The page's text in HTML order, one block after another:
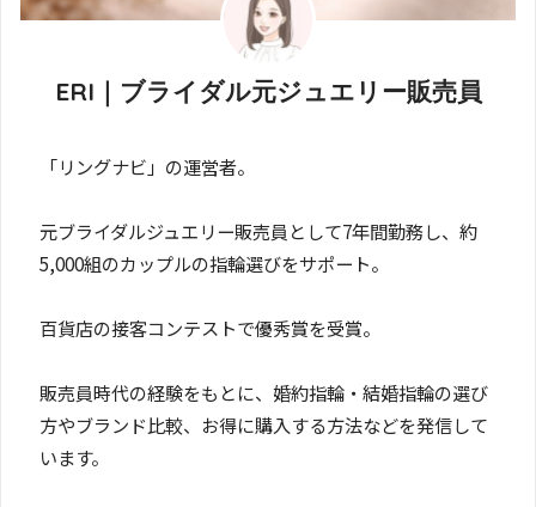
ERI｜ブライダル元ジュエリー販売員
「リングナビ」の運営者。
元ブライダルジュエリー販売員として7年間勤務し、約
5,000組のカップルの指輪選びをサポート。
百貨店の接客コンテストで優秀賞を受賞。
販売員時代の経験をもとに、婚約指輪・結婚指輪の選び
方やブランド比較、お得に購入する方法などを発信して
います。